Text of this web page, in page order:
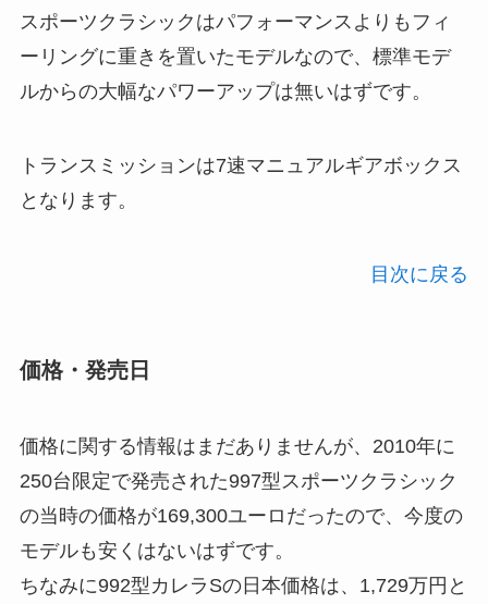
スポーツクラシックはパフォーマンスよりもフィ
ーリングに重きを置いたモデルなので、標準モデ
ルからの大幅なパワーアップは無いはずです。
トランスミッションは7速マニュアルギアボックス
となります。
目次に戻る
価格・発売日
価格に関する情報はまだありませんが、2010年に
250台限定で発売された997型スポーツクラシック
の当時の価格が169,300ユーロだったので、今度の
モデルも安くはないはずです。
ちなみに992型カレラSの日本価格は、1,729万円と